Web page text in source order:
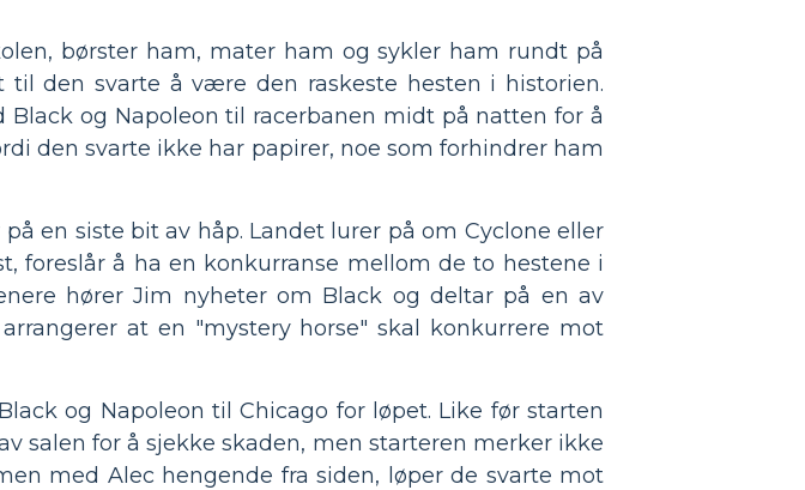
børster ham, mater ham og sykler ham rundt på
til den svarte å være den raskeste hesten i historien.
og Napoleon til racerbanen midt på natten for å
den svarte ikke har papirer, noe som forhindrer ham
en siste bit av håp. Landet lurer på om Cyclone eller
foreslår å ha en konkurranse mellom de to hestene i
hører Jim nyheter om Black og deltar på en av
at en "mystery horse" skal konkurrere mot
og Napoleon til Chicago for løpet. Like før starten
salen for å sjekke skaden, men starteren merker ikke
med Alec hengende fra siden, løper de svarte mot